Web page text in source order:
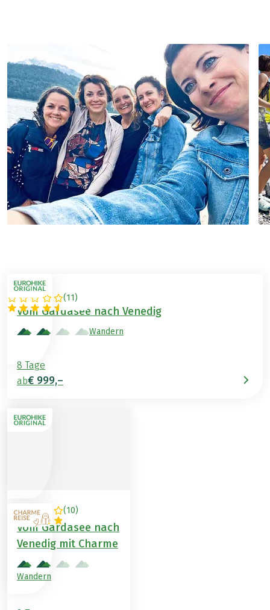
(11)
ITALIEN
Vom Gardasee nach Venedig
Wandern
8 Tage
ab€ 999,–
(10)
ITALIEN
Vom Gardasee nach
Venedig mit Charme
Wandern